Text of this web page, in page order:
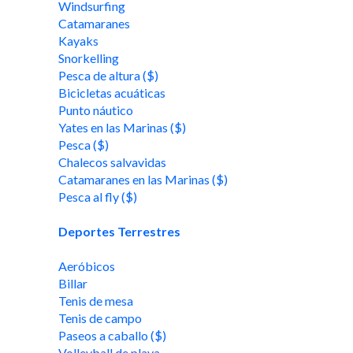
Windsurfing
Catamaranes
Kayaks
Snorkelling
Pesca de altura ($)
Bicicletas acuáticas
Punto náutico
Yates en las Marinas ($)
Pesca ($)
Chalecos salvavidas
Catamaranes en las Marinas ($)
Pesca al fly ($)
Deportes Terrestres
Aeróbicos
Billar
Tenis de mesa
Tenis de campo
Paseos a caballo ($)